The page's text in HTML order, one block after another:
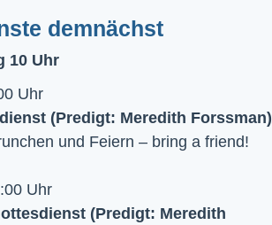
demnächst
10 Uhr
Uhr
(Predigt: Meredith Forssman)
und Feiern – bring a friend!
Uhr
(Predigt: Meredith